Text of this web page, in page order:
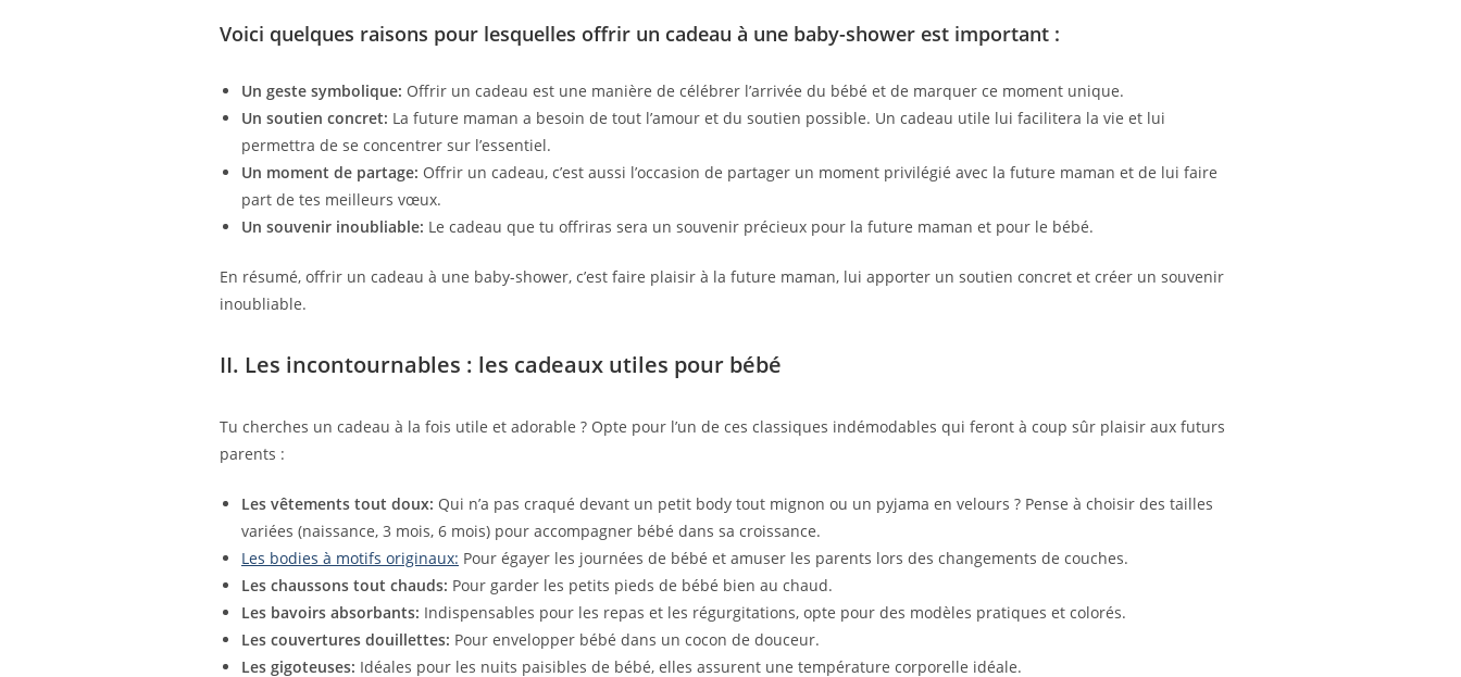
Voici quelques raisons pour lesquelles offrir un cadeau à une baby-shower est important :
Un geste symbolique: Offrir un cadeau est une manière de célébrer l’arrivée du bébé et de marquer ce moment unique.
Un soutien concret: La future maman a besoin de tout l’amour et du soutien possible. Un cadeau utile lui facilitera la vie et lui
permettra de se concentrer sur l’essentiel.
Un moment de partage: Offrir un cadeau, c’est aussi l’occasion de partager un moment privilégié avec la future maman et de lui faire
part de tes meilleurs vœux.
Un souvenir inoubliable: Le cadeau que tu offriras sera un souvenir précieux pour la future maman et pour le bébé.
En résumé, offrir un cadeau à une baby-shower, c’est faire plaisir à la future maman, lui apporter un soutien concret et créer un souvenir
inoubliable.
II. Les incontournables : les cadeaux utiles pour bébé
Tu cherches un cadeau à la fois utile et adorable ? Opte pour l’un de ces classiques indémodables qui feront à coup sûr plaisir aux futurs
parents :
Les vêtements tout doux: Qui n’a pas craqué devant un petit body tout mignon ou un pyjama en velours ? Pense à choisir des tailles
variées (naissance, 3 mois, 6 mois) pour accompagner bébé dans sa croissance.
Les bodies à motifs originaux: Pour égayer les journées de bébé et amuser les parents lors des changements de couches.
Les chaussons tout chauds: Pour garder les petits pieds de bébé bien au chaud.
Les bavoirs absorbants: Indispensables pour les repas et les régurgitations, opte pour des modèles pratiques et colorés.
Les couvertures douillettes: Pour envelopper bébé dans un cocon de douceur.
Les gigoteuses: Idéales pour les nuits paisibles de bébé, elles assurent une température corporelle idéale.